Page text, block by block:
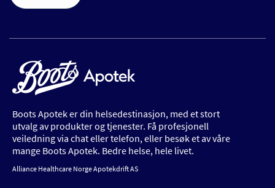
Boots Apotek er din helsedestinasjon, med et stort
utvalg av produkter og tjenester. Få profesjonell
veiledning via chat eller telefon, eller besøk et av våre
mange Boots Apotek. Bedre helse, hele livet.
Alliance Healthcare Norge Apotekdrift AS